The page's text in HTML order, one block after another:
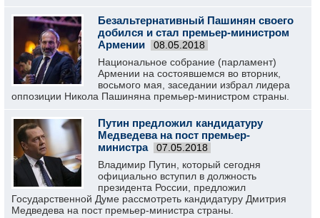
Безальтернативный Пашинян своего
добился и стал премьер-министром
Армении
08.05.2018
Национальное собрание (парламент)
Армении на состоявшемся во вторник,
восьмого мая, заседании избрал лидера
оппозиции Никола Пашиняна премьер-министром страны.
Путин предложил кандидатуру
Медведева на пост премьер-
министра
07.05.2018
Владимир Путин, который сегодня
официально вступил в должность
президента России, предложил
Государственной Думе рассмотреть кандидатуру Дмитрия
Медведева на пост премьер-министра страны.